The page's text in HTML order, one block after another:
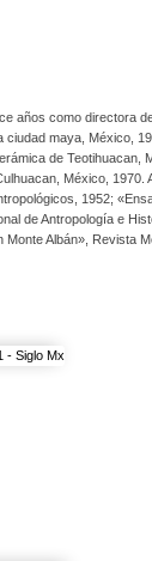
e histórica
años como directora
maya, México,
de Teotihuacan,
México,
1952;
de Antropología e
Albán», Revista